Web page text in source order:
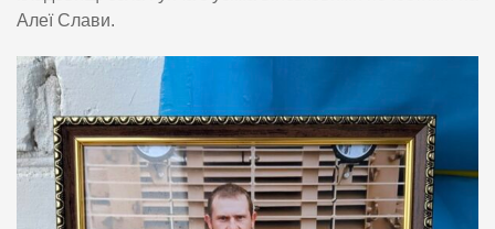
Алеї Слави.